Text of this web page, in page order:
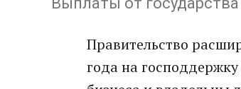
Правительство
года на